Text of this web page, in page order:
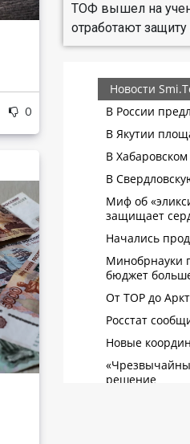
0
ТОФ вышел на
отработают